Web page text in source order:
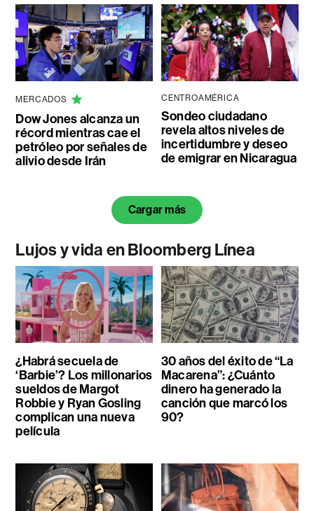
MERCADOS
Dow Jones alcanza un
récord mientras cae el
petróleo por señales de
alivio desde Irán
CENTROAMÉRICA
Sondeo ciudadano
revela altos niveles de
incertidumbre y deseo
de emigrar en Nicaragua
Cargar más
Lujos y vida en Bloomberg Línea
¿Habrá secuela de
‘Barbie’? Los millonarios
sueldos de Margot
Robbie y Ryan Gosling
complican una nueva
película
30 años del éxito de “La
Macarena”: ¿Cuánto
dinero ha generado la
canción que marcó los
90?